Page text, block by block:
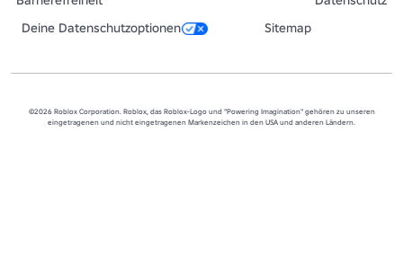
Deine Datenschutzoptionen
Sitemap
©2026 Roblox Corporation. Roblox, das Roblox-Logo und "Powering Imagination" gehören zu unseren
eingetragenen und nicht eingetragenen Markenzeichen in den USA und anderen Ländern.